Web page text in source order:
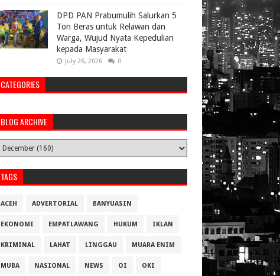
DPD PAN Prabumulih Salurkan 5
Ton Beras untuk Relawan dan
Warga, Wujud Nyata Kepedulian
kepada Masyarakat
July 26, 2026 0
CATEGORIES
BLOG ARCHIVE
TAGS
ACEH ADVERTORIAL BANYUASIN
EKONOMI EMPATLAWANG HUKUM IKLAN
KRIMINAL LAHAT LINGGAU MUARA ENIM
MUBA NASIONAL NEWS OI OKI